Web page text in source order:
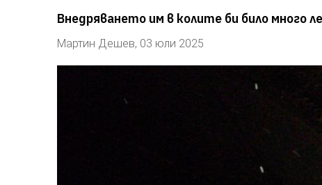
Внедряването им в колите би било много
Мартин Дешев, 03 юли 2025